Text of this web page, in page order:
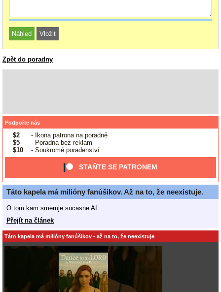
Zpět do poradny
Podpořte nás
$2
- Ikona patrona na poradně
$5
- Poradna bez reklam
$10
- Soukromé poradenství
STAŇTE SE PATRONEM
Táto kapela má milióny fanúšikov. Až na to, že neexistuje.
O tom kam smeruje sucasne AI.
Přejít na článek
Táto kapela má milióny fanúšikov - až na to, že neexistuje